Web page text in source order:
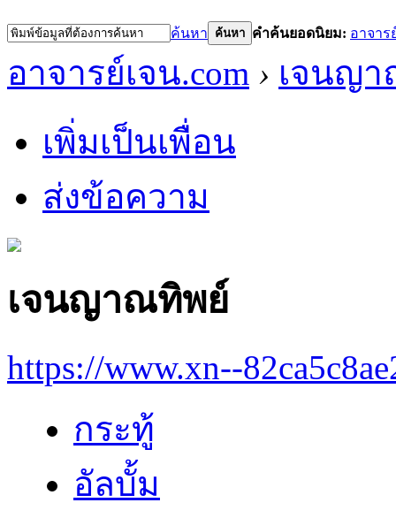
ค้นหา ค้นหา คำค้นยอดนิยม: อาจาร
อาจารย์เจน.com › เจนญ
เพิ่มเป็นเพื่อน
ส่งข้อความ
เจนญาณทิพย์
https://www.xn--
กระทู้
อัลบั้ม